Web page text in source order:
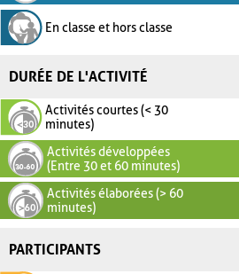
En classe et hors classe
DURÉE DE L'ACTIVITÉ
Activités courtes (< 30
minutes)
Activités développées
(Entre 30 et 60 minutes)
Activités élaborées (> 60
minutes)
PARTICIPANTS